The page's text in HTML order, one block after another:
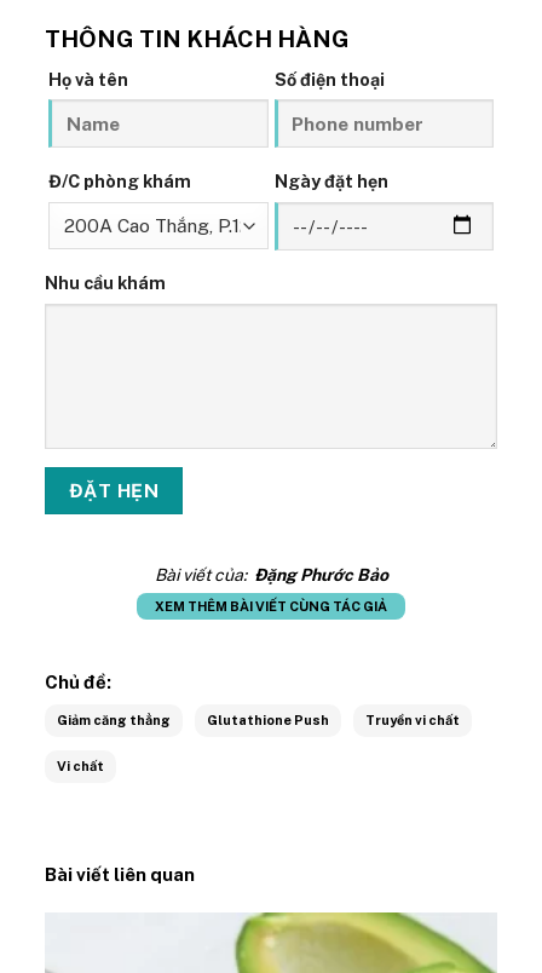
THÔNG TIN KHÁCH HÀNG
Họ và tên Số điện thoại
Đ/C phòng khám Ngày đặt hẹn
Nhu cầu khám
Bài viết của: Đặng Phước Bảo
XEM THÊM BÀI VIẾT CÙNG TÁC GIẢ
Chủ đề:
Giảm căng thẳng Glutathione Push Truyền vi chất
Vi chất
Bài viết liên quan